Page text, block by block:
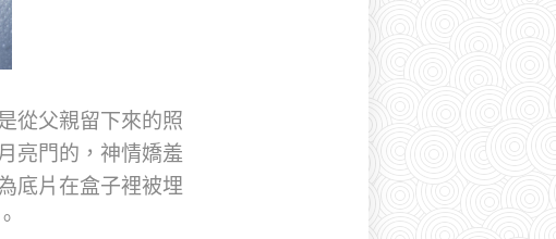
從父親留下來的照
亮門的，神情嬌羞
底片在盒子裡被埋